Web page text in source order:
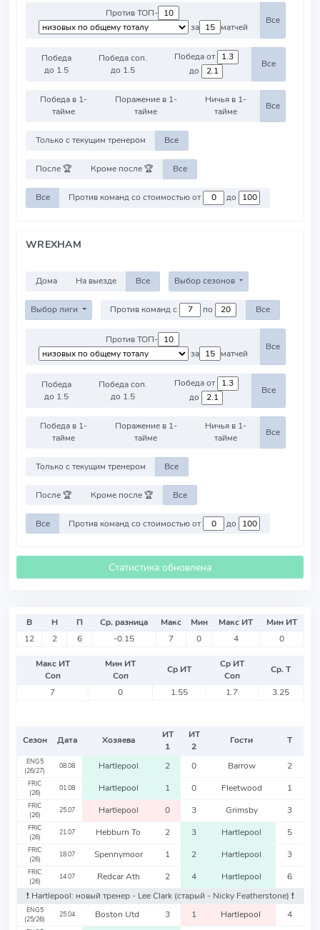
Против ТОП-
за
матчей
Все
Победа
до 1.5
Победа соп.
до 1.5
Победа от
до
Все
Победа в 1-
тайме
Поражение в 1-
тайме
Ничья в 1-
тайме
Все
Только с текущим тренером Все
После 🏆 Кроме после 🏆 Все
Все Против команд со стоимостью от до
WREXHAM
Дома На выезде Все Выбор сезонов
Выбор лиги Против команд с по Все
Против ТОП-
за
матчей
Все
Победа
до 1.5
Победа соп.
до 1.5
Победа от
до
Все
Победа в 1-
тайме
Поражение в 1-
тайме
Ничья в 1-
тайме
Все
Только с текущим тренером Все
После 🏆 Кроме после 🏆 Все
Все Против команд со стоимостью от до
Статистика обновлена
В Н П Ср. разница Макс Мин Макс ИТ
Мин ИТ
12
2 6 -0.15 7 0 4 0
Макс ИТ
Соп
Мин ИТ
Соп
Ср ИТ
Ср ИТ
Соп
Ср. Т
7
0 1.55 1.7 3.25
Сезон Дата Хозяева
ИТ
1
ИТ
2
Гости Т
ENG5
(26/27)
08.08 Hartlepool 2 0 Barrow 2
FRIC
(26)
01.08 Hartlepool 1 0 Fleetwood 1
FRIC
(26)
25.07 Hartlepool 0 3 Grimsby 3
FRIC
(26)
21.07 Hebburn To 2 3 Hartlepool 5
FRIC
(26)
18.07 Spennymoor 1 2 Hartlepool 3
FRIC
(26)
14.07 Redcar Ath 2 4 Hartlepool
6
❗️ Hartlepool: новый тренер - Lee Clark (старый - Nicky Featherstone) ❗️
ENG5
(25/26)
25.04 Boston Utd 3 1 Hartlepool 4